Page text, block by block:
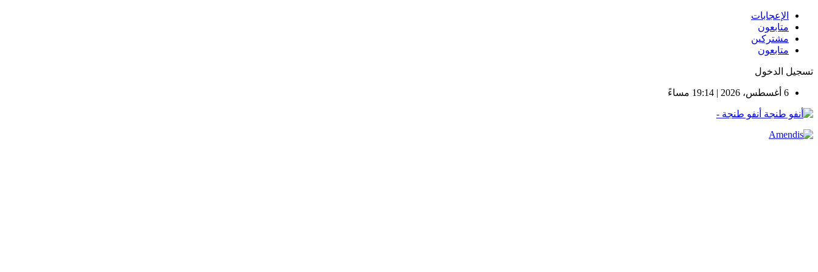
الإعجابات
متابعون
مشتركين
متابعون
تسجيل الدخول
6 أغسطس، 2026 | 19:14 مساءً
أنفو طنجة -